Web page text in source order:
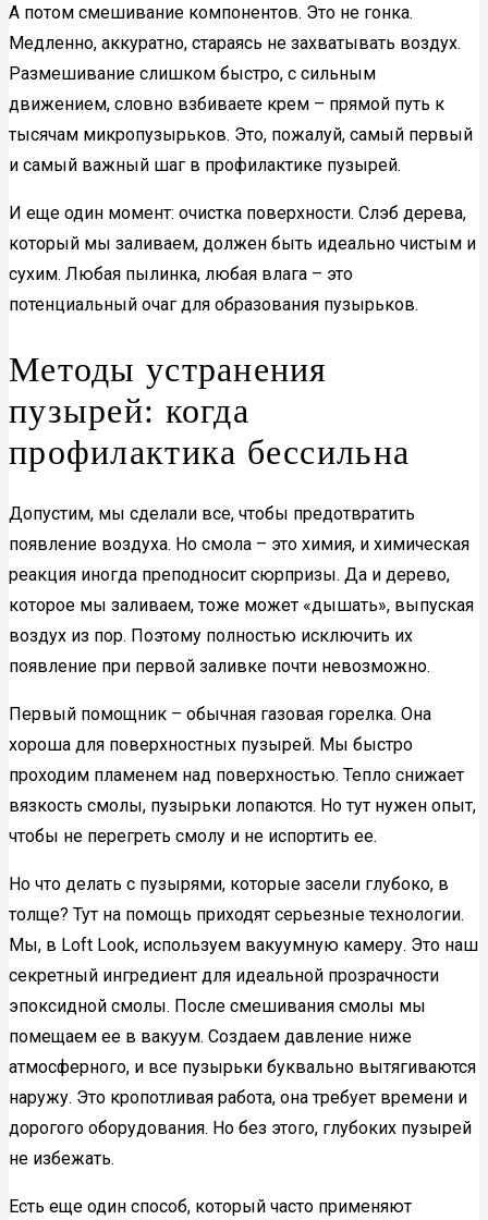
А потом смешивание компонентов. Это не гонка.
Медленно, аккуратно, стараясь не захватывать воздух.
Размешивание слишком быстро, с сильным
движением, словно взбиваете крем – прямой путь к
тысячам микропузырьков. Это, пожалуй, самый первый
и самый важный шаг в профилактике пузырей.
И еще один момент: очистка поверхности. Слэб дерева,
который мы заливаем, должен быть идеально чистым и
сухим. Любая пылинка, любая влага – это
потенциальный очаг для образования пузырьков.
Методы устранения
пузырей: когда
профилактика бессильна
Допустим, мы сделали все, чтобы предотвратить
появление воздуха. Но смола – это химия, и химическая
реакция иногда преподносит сюрпризы. Да и дерево,
которое мы заливаем, тоже может «дышать», выпуская
воздух из пор. Поэтому полностью исключить их
появление при первой заливке почти невозможно.
Первый помощник – обычная газовая горелка. Она
хороша для поверхностных пузырей. Мы быстро
проходим пламенем над поверхностью. Тепло снижает
вязкость смолы, пузырьки лопаются. Но тут нужен опыт,
чтобы не перегреть смолу и не испортить ее.
Но что делать с пузырями, которые засели глубоко, в
толще? Тут на помощь приходят серьезные технологии.
Мы, в Loft Look, используем вакуумную камеру. Это наш
секретный ингредиент для идеальной прозрачности
эпоксидной смолы. После смешивания смолы мы
помещаем ее в вакуум. Создаем давление ниже
атмосферного, и все пузырьки буквально вытягиваются
наружу. Это кропотливая работа, она требует времени и
дорогого оборудования. Но без этого, глубоких пузырей
не избежать.
Есть еще один способ, который часто применяют